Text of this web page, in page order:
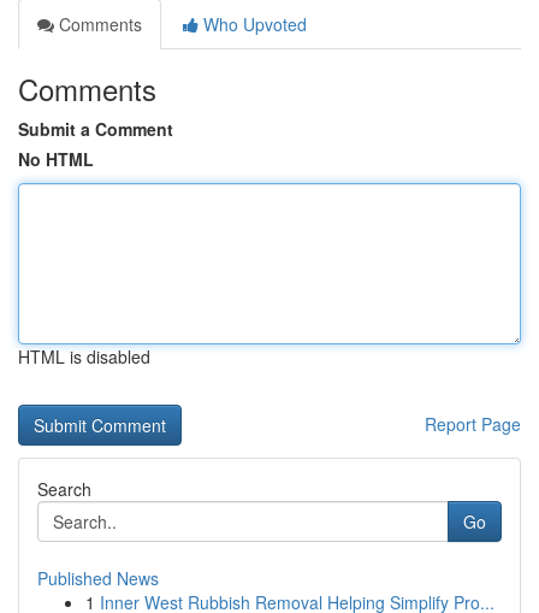
Comments
Who Upvoted
Comments
Submit a Comment
No HTML
HTML is disabled
Report Page
Search
Go
Published News
1 Inner West Rubbish Removal Helping Simplify Pro...